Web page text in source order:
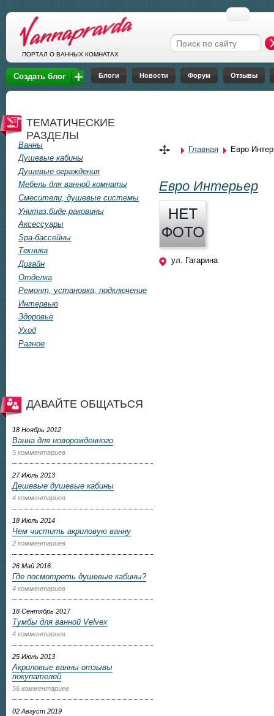
ПОРТАЛ О ВАННЫХ КОМНАТАХ Форма поиска
Создать блог Блоги Новости Форум Отзывы
ТЕМАТИЧЕСКИЕ
РАЗДЕЛЫ
Ванны
Душевые кабины
Душевые ограждения
Мебель для ванной комнаты
Смесители, душевые системы
Унитаз,биде,раковины
Аксессуары
Spa-бассейны
Техника
Дизайн
Отделка
Ремонт, установка, подключение
Интервью
Здоровье
Уход
Разное
ДАВАЙТЕ ОБЩАТЬСЯ
18 Ноябрь 2012
Ванна для новорожденного
5 комментариев
27 Июль 2013
Дешевые душевые кабины
4 комментариев
18 Июль 2014
Чем чистить акриловую ванну
2 комментариев
26 Май 2016
Где посмотреть душевые кабины?
4 комментариев
18 Сентябрь 2017
Тумбы для ванной Velvex
4 комментариев
25 Июнь 2013
Акриловые ванны отзывы
покупателей
56 комментариев
02 Август 2019
Вы здесь
Главная Евро
Евро Интерьер
ул. Гагарина